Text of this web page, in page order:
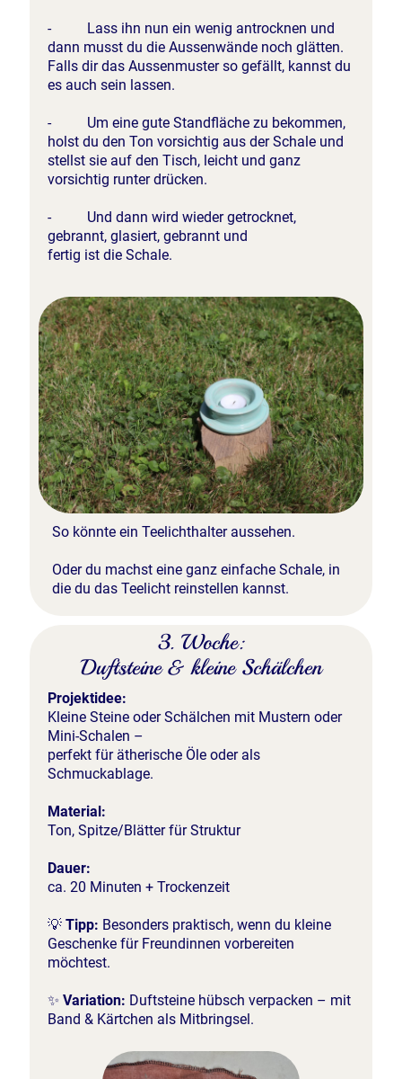
- Lass ihn nun ein wenig antrocknen und
dann musst du die Aussenwände noch glätten.
Falls dir das Aussenmuster so gefällt, kannst du
es auch sein lassen.
- Um eine gute Standfläche zu bekommen,
holst du den Ton vorsichtig aus der Schale und
stellst sie auf den Tisch, leicht und ganz
vorsichtig runter drücken.
- Und dann wird wieder getrocknet,
gebrannt, glasiert, gebrannt und
fertig ist die Schale.
So könnte ein Teelichthalter aussehen.
Oder du machst eine ganz einfache Schale, in
die du das Teelicht reinstellen kannst.
3. Woche:
Duftsteine & kleine Schälchen
Projektidee:
Kleine Steine oder Schälchen mit Mustern oder
Mini-Schalen –
perfekt für ätherische Öle oder als
Schmuckablage.
Material:
Ton, Spitze/Blätter für Struktur
Dauer:
ca. 20 Minuten + Trockenzeit
💡 Tipp: Besonders praktisch, wenn du kleine
Geschenke für Freundinnen vorbereiten
möchtest.
✨ Variation: Duftsteine hübsch verpacken – mit
Band & Kärtchen als Mitbringsel.